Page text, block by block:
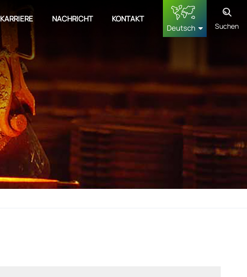
KARRIERE NACHRICHT
KONTAKT
Deutsch
français
Deutsch
русский
Suchen